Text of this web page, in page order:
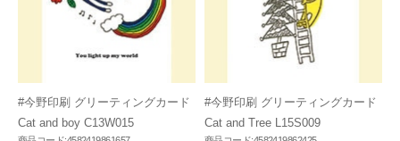
#今野印刷 グリーティングカード
Cat and boy C13W015
#今野印刷 グリーティングカード
Cat and Tree L15S009